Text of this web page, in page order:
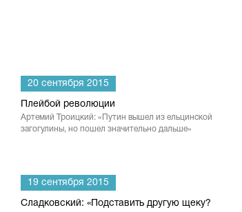
20 сентября 2015
Плейбой революции
Артемий Троицкий: «Путин вышел из ельцинской
загогулины, но пошел значительно дальше»
19 сентября 2015
Сладковский: «Подставить другую щеку?